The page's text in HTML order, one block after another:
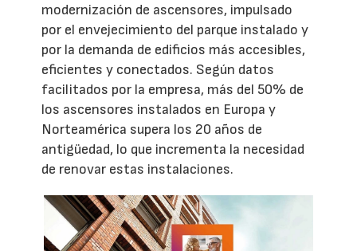
modernización de ascensores, impulsado
por el envejecimiento del parque instalado y
por la demanda de edificios más accesibles,
eficientes y conectados. Según datos
facilitados por la empresa, más del 50% de
los ascensores instalados en Europa y
Norteamérica supera los 20 años de
antigüedad, lo que incrementa la necesidad
de renovar estas instalaciones.